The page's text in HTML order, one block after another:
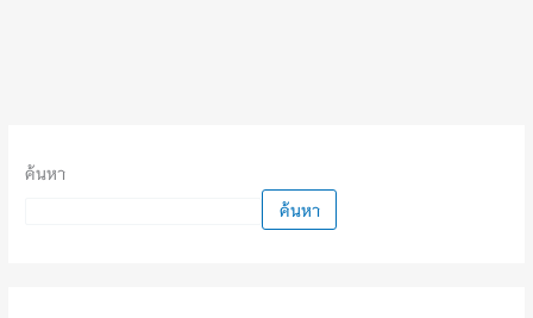
ค้นหา
ค้นหา